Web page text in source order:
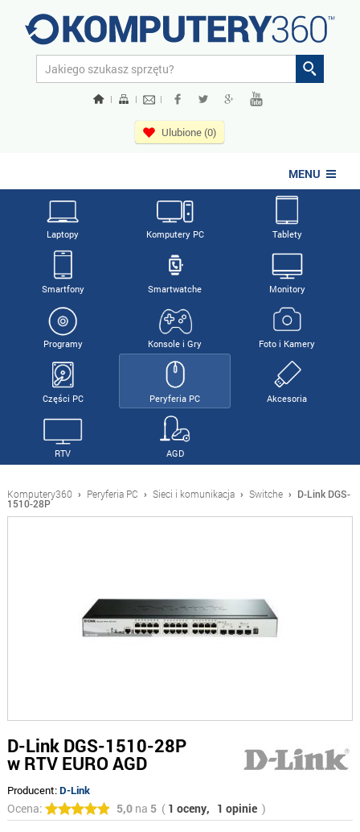
| | |
Ulubione (0)
MENU
Laptopy Komputery PC Tablety
Smartfony Smartwatche Monitory
Programy Konsole i Gry Foto i Kamery
Części PC Peryferia PC Akcesoria
RTV AGD
Komputery360 › Peryferia PC › Sieci i komunikacja › Switche › D-Link DGS-
1510-28P
D-Link DGS-1510-28P
w RTV EURO AGD
Producent:D-Link
Ocena: 5,0na 5( 1 oceny, 1 opinie )